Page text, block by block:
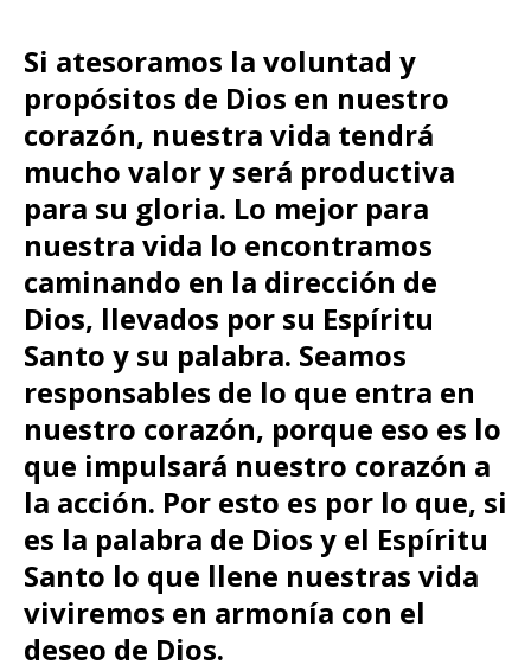
Si atesoramos la voluntad y
propósitos de Dios en nuestro
corazón, nuestra vida tendrá
mucho valor y será productiva
para su gloria. Lo mejor para
nuestra vida lo encontramos
caminando en la dirección de
Dios, llevados por su Espíritu
Santo y su palabra. Seamos
responsables de lo que entra en
nuestro corazón, porque eso es lo
que impulsará nuestro corazón a
la acción. Por esto es por lo que, si
es la palabra de Dios y el Espíritu
Santo lo que llene nuestras vida
viviremos en armonía con el
deseo de Dios.